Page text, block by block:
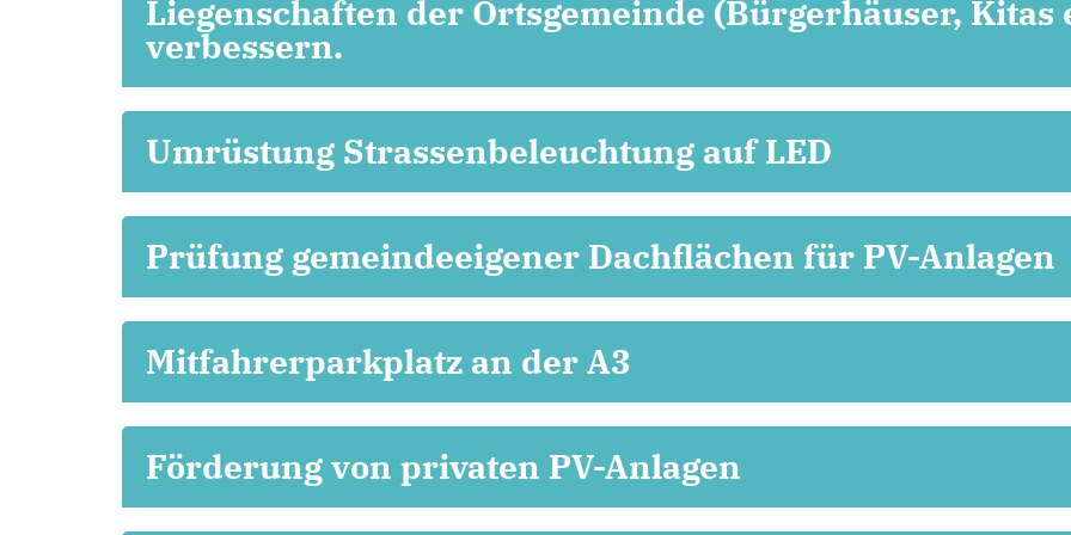
Liegenschaften der Ortsgemeinde (Bürgerhäuser, Kitas
verbessern.
Umrüstung Strassenbeleuchtung auf LED
Prüfung gemeindeeigener Dachflächen für PV-Anlagen
Mitfahrerparkplatz an der A3
Förderung von privaten PV-Anlagen